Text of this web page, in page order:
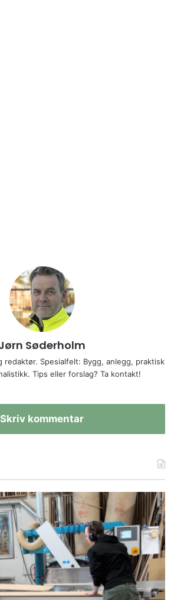
Søderholm
Spesialfelt: Bygg, anlegg, praktisk
Tips eller forslag? Ta kontakt!
Skriv kommentar